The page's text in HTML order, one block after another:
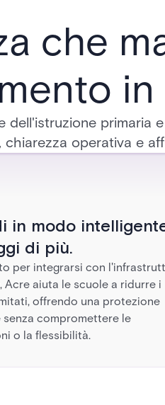
che
in
dell'istruzione primaria
operativa e
in modo
di più.
per integrarsi con
Acre aiuta le scuole a ridurre i
offrendo una protezione
compromettere le
o la flessibilità.